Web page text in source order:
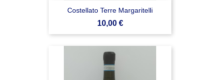
Costellato Terre Margaritelli
Prezzo
10,00 €